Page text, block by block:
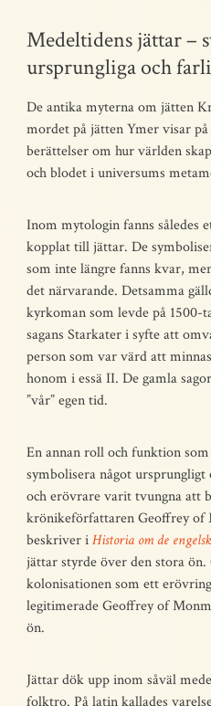
Medeltidens jättar –
ursprungliga och
De antika myterna om jätten
mordet på jätten Ymer visar
berättelser om hur världen
och blodet i universums
Inom mytologin fanns således
kopplat till jättar. De
som inte längre fanns kvar,
det närvarande. Detsamma
kyrkoman som levde på 1500-
sagans Starkater i syfte att
person som var värd att
honom i essä II. De gamla
”vår” egen tid.
En annan roll och funktion
symbolisera något
och erövrare varit tvungna att
krönikeförfattaren Geoffrey of
beskriver iHistoria om de
jättar styrde över den stora
kolonisationen som ett
legitimerade Geoffrey of
ön.
Jättar dök upp inom såväl
folktro. På latin kallades